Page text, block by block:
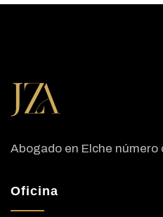
Abogado en Elche número
Oficina